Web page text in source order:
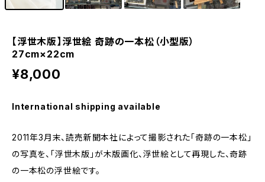
【浮世木版】浮世絵 奇跡の一本松（小型版）
27cm×22cm
¥8,000
International shipping available
2011年3月末、読売新聞本社によって撮影された「奇跡の一本松」
の写真を、「浮世木版」が木版画化、浮世絵として再現した、奇跡
の一本松の浮世絵です。